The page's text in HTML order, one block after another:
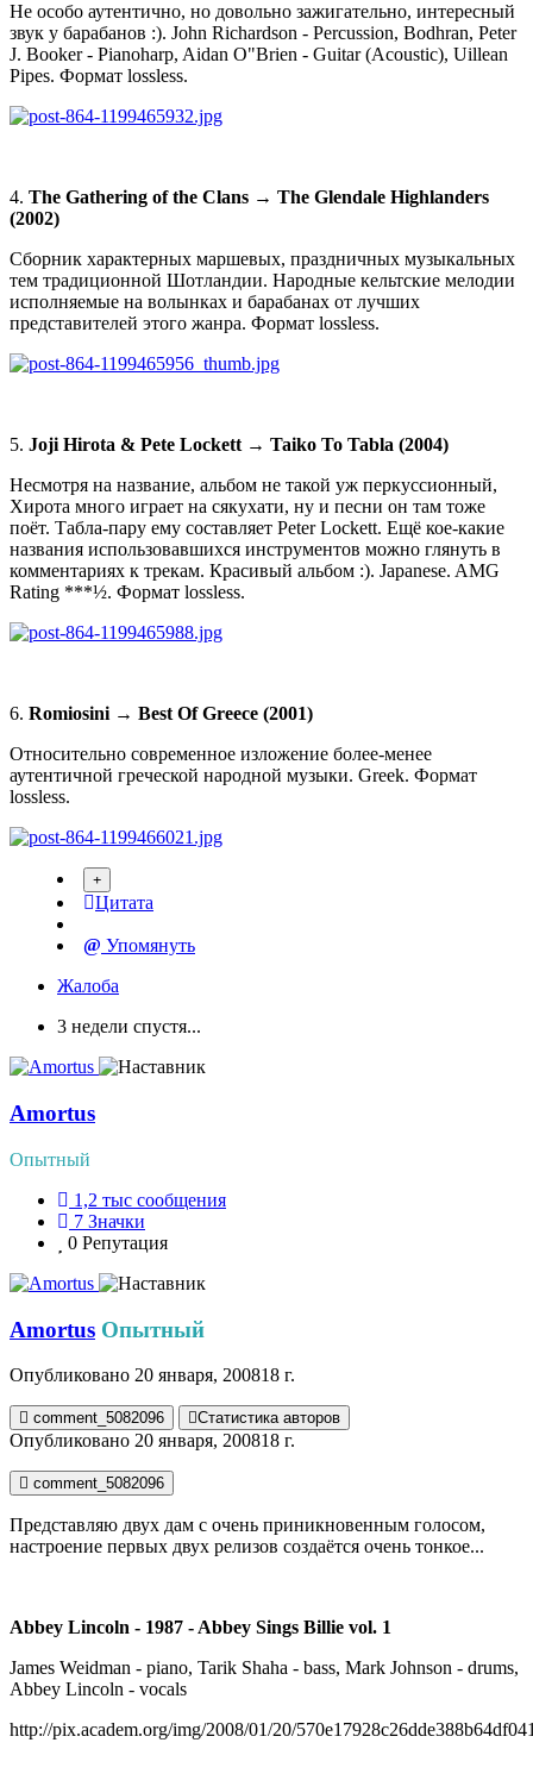
Не особо аутентично, но довольно зажигательно, интересный
звук у барабанов :). John Richardson - Percussion, Bodhran, Peter
J. Booker - Pianoharp, Aidan O"Brien - Guitar (Acoustic), Uillean
Pipes. Формат lossless.
4. The Gathering of the Clans → The Glendale Highlanders
(2002)
Сборник характерных маршевых, праздничных музыкальных
тем традиционной Шотландии. Народные кельтские мелодии
исполняемые на волынках и барабанах от лучших
представителей этого жанра. Формат lossless.
5. Joji Hirota & Pete Lockett → Taiko To Tabla (2004)
Несмотря на название, альбом не такой уж перкуссионный,
Хирота много играет на сякухати, ну и песни он там тоже
поёт. Табла-пару ему составляет Peter Lockett. Ещё кое-какие
названия использовавшихся инструментов можно глянуть в
комментариях к трекам. Красивый альбом :). Japanese. AMG
Rating ***½. Формат lossless.
6. Romiosini → Best Of Greece (2001)
Относительно современное изложение более-менее
аутентичной греческой народной музыки. Greek. Формат
lossless.
Цитата
Упомянуть
Жалоба
3 недели спустя...
Amortus
Опытный
1,2 тыс сообщения
7 Значки
0 Репутация
Amortus Опытный
Опубликовано 20 января, 200818 г.
comment_5082096 Статистика авторов
Опубликовано 20 января, 200818 г.
comment_5082096
Представляю двух дам с очень приникновенным голосом,
настроение первых двух релизов создаётся очень тонкое...
Abbey Lincoln - 1987 - Abbey Sings Billie vol. 1
James Weidman - piano, Tarik Shaha - bass, Mark Johnson - drums,
Abbey Lincoln - vocals
http://pix.academ.org/img/2008/01/20/